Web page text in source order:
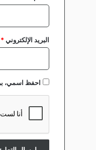
البريد الإلكتروني*
احفظ اسمي،